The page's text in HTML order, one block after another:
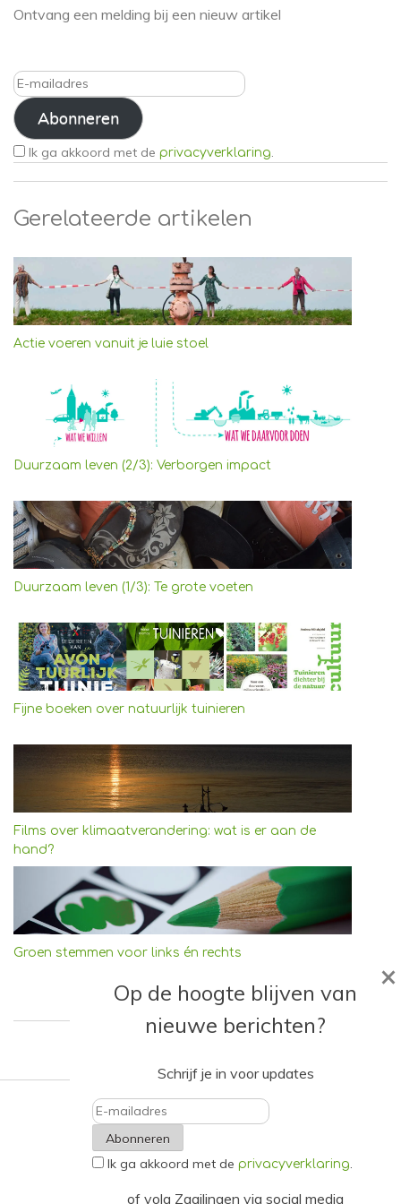
Ontvang een melding bij een nieuw artikel
E-
mailadresAbonneren
Ik ga akkoord met de privacyverklaring.
Gerelateerde artikelen
Actie voeren vanuit je luie stoel
Duurzaam leven (2/3): Verborgen impact
Duurzaam leven (1/3): Te grote voeten
Fijne boeken over natuurlijk tuinieren
Films over klimaatverandering: wat is er aan de
hand?
Groen stemmen voor links én rechts
Op de hoogte blijven van
nieuwe berichten?
Schrijf je in voor updates
E-
mailadres
Ik ga akkoord met de privacyverklaring.
of volg Zaailingen via social media
×